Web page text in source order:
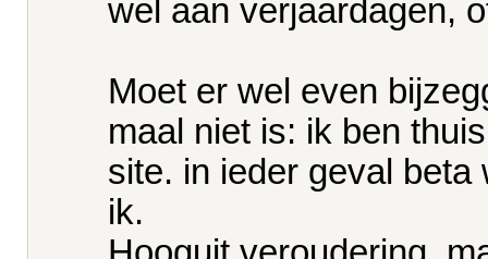
wel aan verjaardagen,
Moet er wel even
maal niet is: ik ben
site. in ieder geval
ik.